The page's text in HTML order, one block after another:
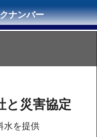
と災害協定
水を提供